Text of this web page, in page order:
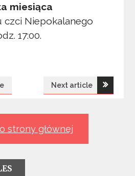
miesiąca
czci Niepokalanego
17:00.
Next article
strony głównej